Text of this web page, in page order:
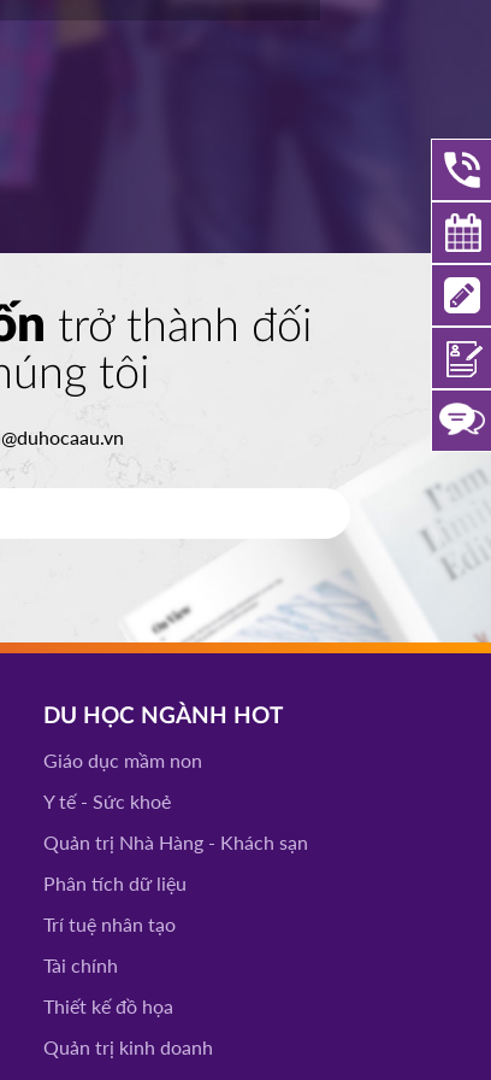
trở thành đối
tôi
DU HỌC NGÀNH HOT
Giáo dục mầm non
Y tế - Sức khoẻ
Quản trị Nhà Hàng - Khách sạn
Phân tích dữ liệu
Trí tuệ nhân tạo
Tài chính
Thiết kế đồ họa
Quản trị kinh doanh